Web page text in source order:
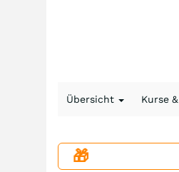
Übersicht Kurse
🎁